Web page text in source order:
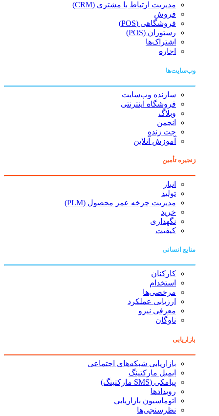
مدیریت ارتباط با مشتری (CRM)
فروش
فروشگاهی (POS)
رستوران (POS)
اشتراک‌ها
اجاره
وب‌سایت‌ها
سازنده وب‌سایت
فروشگاه اینترنتی
وبلاگ
انجمن
چت زنده
آموزش آنلاین
زنجیره تأمین
انبار
تولید
مدیریت چرخه عمر محصول (PLM)
خرید
نگهداری
کیفیت
منابع انسانی
کارکنان
استخدام
مرخصی‌ها
ارزیابی عملکرد
معرفی نیرو
ناوگان
بازاریابی
بازاریابی شبکه‌های اجتماعی
ایمیل مارکتینگ
پیامکی (SMS مارکتینگ)
رویدادها
اتوماسیون بازاریابی
نظرسنجی‌ها